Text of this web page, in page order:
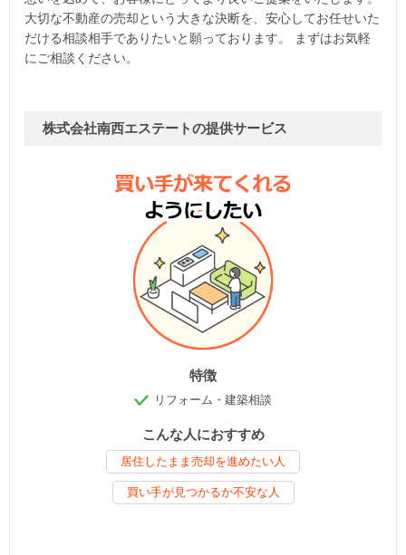
大切な不動産の売却という大きな決断を、安心してお任せいた
だける相談相手でありたいと願っております。 まずはお気軽
にご相談ください。
株式会社南西エステートの提供サービス
特徴
リフォーム・建築相談
こんな人におすすめ
居住したまま売却を進めたい人
買い手が見つかるか不安な人